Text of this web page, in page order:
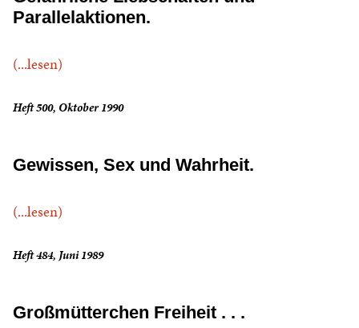
Parallelaktionen.
(...lesen)
Heft 500, Oktober 1990
Gewissen, Sex und Wahrheit.
(...lesen)
Heft 484, Juni 1989
Großmütterchen Freiheit . . .